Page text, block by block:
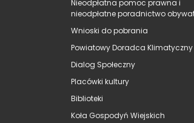
Nieodpłatna pomoc prawna i
nieodpłatne poradnictwo
Wnioski do pobrania
Powiatowy Doradca Klimatyczny
Dialog Społeczny
Placówki kultury
Biblioteki
Koła Gospodyń Wiejskich